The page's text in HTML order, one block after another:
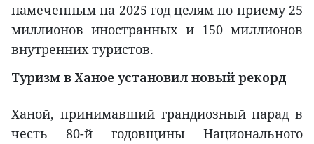
намеченным на 2025 год целям по приему 25
миллионов иностранных и 150 миллионов
внутренних туристов.
Туризм в Ханое установил новый рекорд
Ханой, принимавший грандиозный парад в
честь 80-й годовщины Национального